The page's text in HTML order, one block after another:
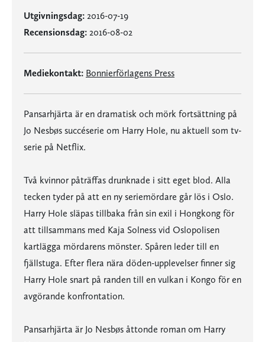
Utgivningsdag: 2016-07-19
Recensionsdag: 2016-08-02
Mediekontakt: Bonnierförlagens Press
Pansarhjärta är en dramatisk och mörk fortsättning på
Jo Nesbøs succéserie om Harry Hole, nu aktuell som tv-
serie på Netflix.
Två kvinnor påträffas drunknade i sitt eget blod. Alla
tecken tyder på att en ny seriemördare går lös i Oslo.
Harry Hole släpas tillbaka från sin exil i Hongkong för
att tillsammans med Kaja Solness vid Oslopolisen
kartlägga mördarens mönster. Spåren leder till en
fjällstuga. Efter flera nära döden-upplevelser finner sig
Harry Hole snart på randen till en vulkan i Kongo för en
avgörande konfrontation.
Pansarhjärta är Jo Nesbøs åttonde roman om Harry